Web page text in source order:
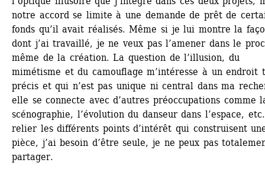
notre accord se limite à une demande de prêt de
fonds qu’il avait réalisés. Même si je lui montre la
dont j’ai travaillé, je ne veux pas l’amener dans le
même de la création. La question de l’illusion, du
mimétisme et du camouflage m’intéresse à un endroit
précis et qui n’est pas unique ni central dans ma
elle se connecte avec d’autres préoccupations comme
scénographie, l’évolution du danseur dans l’espace,
relier les différents points d’intérêt qui construisent
pièce, j’ai besoin d’être seule, je ne peux pas
partager.